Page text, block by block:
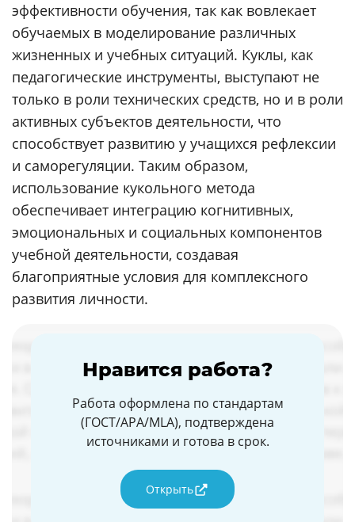
эффективности обучения, так как вовлекает
обучаемых в моделирование различных
жизненных и учебных ситуаций. Куклы, как
педагогические инструменты, выступают не
только в роли технических средств, но и в роли
активных субъектов деятельности, что
способствует развитию у учащихся рефлексии
и саморегуляции. Таким образом,
использование кукольного метода
обеспечивает интеграцию когнитивных,
эмоциональных и социальных компонентов
учебной деятельности, создавая
благоприятные условия для комплексного
развития личности.
Нравится работа?
Работа оформлена по стандартам
(ГОСТ/APA/MLA), подтверждена
источниками и готова в срок.
Открыть